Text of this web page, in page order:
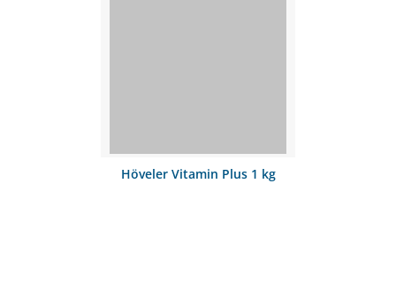
Höveler Vitamin Plus 1 kg